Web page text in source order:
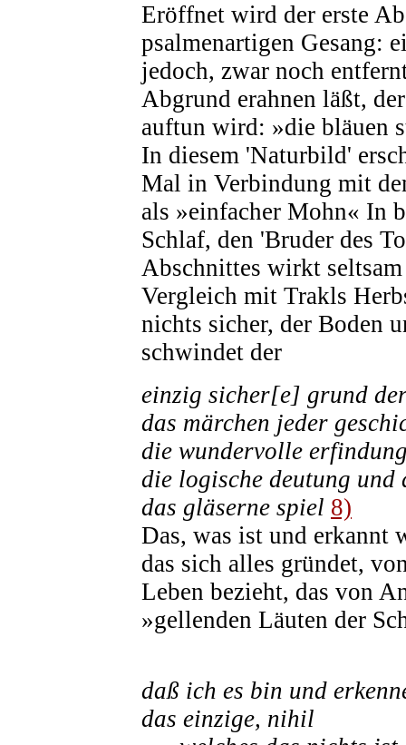
Eröffnet wird der erste
psalmenartigen Gesang:
jedoch, zwar noch
Abgrund erahnen läßt,
auftun wird: »die bläuen
In diesem 'Naturbild'
Mal in Verbindung mit
als »einfacher Mohn« In
Schlaf, den 'Bruder des
Abschnittes wirkt
Vergleich mit Trakls
nichts sicher, der Boden
schwindet der
einzig sicher[e] grund
das märchen jeder
die wundervolle
die logische deutung und
das gläserne spiel 8)
Das, was ist und erkannt
das sich alles gründet,
Leben bezieht, das von
»gellenden Läuten der
daß ich es bin und
das einzige, nihil